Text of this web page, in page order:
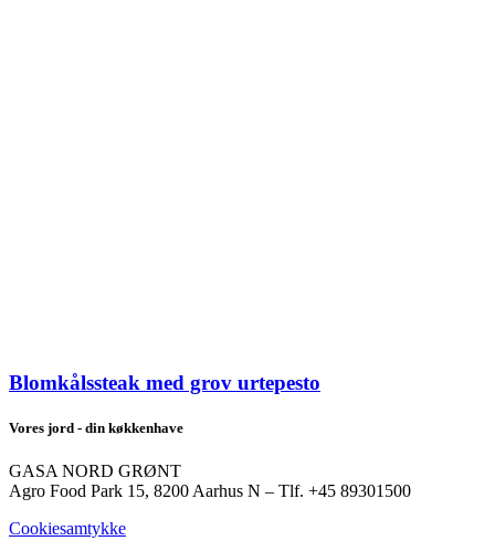
Blomkålssteak med grov urtepesto
Vores jord - din køkkenhave
GASA NORD GRØNT
Agro Food Park 15, 8200 Aarhus N – Tlf. +45 89301500
Cookiesamtykke